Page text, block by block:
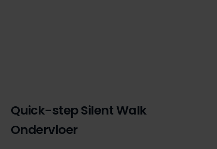
Quick-step Silent Walk
Ondervloer